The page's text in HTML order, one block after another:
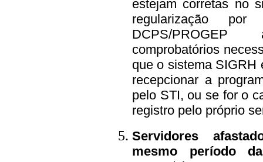
estejam corretas no
regularização
DCPS/PROGEP
comprobatórios
que o sistema SIGRH
recepcionar a
pelo STI, ou se for o
registro pelo próprio
Servidores
mesmo período